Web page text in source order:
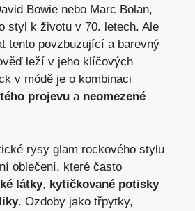
Bowie nebo Marc Bolan,
styl k životu v 70. letech. Ale
tento povzbuzující a barevný
leží v jeho klíčových
v módě je o kombinaci
projevu a neomezené
rysy glam rockového stylu
oblečení, které často
látky, kytičkované potisky
. Ozdoby jako třpytky,